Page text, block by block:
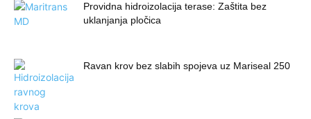
Providna hidroizolacija terase: Zaštita bez
uklanjanja pločica
Ravan krov bez slabih spojeva uz Mariseal 250